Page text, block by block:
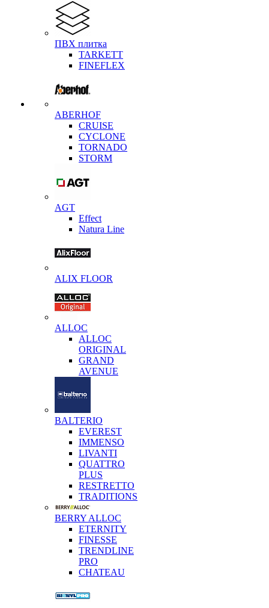
ПВХ плитка
TARKETT
FINEFLEX
ABERHOF
CRUISE
CYCLONE
TORNADO
STORM
AGT
Effect
Natura Line
ALIX FLOOR
ALLOC
ALLOC
ORIGINAL
GRAND
AVENUE
BALTERIO
EVEREST
IMMENSO
LIVANTI
QUATTRO
PLUS
RESTRETTO
TRADITIONS
BERRY ALLOC
ETERNITY
FINESSE
TRENDLINE
PRO
CHATEAU